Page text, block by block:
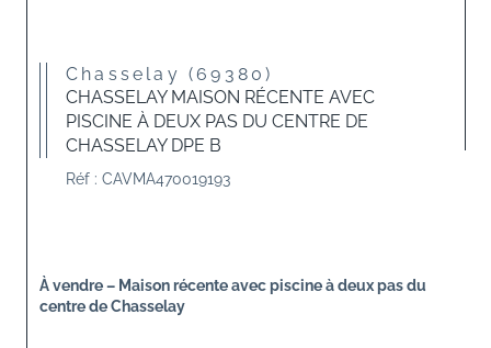
Chasselay (69380)
CHASSELAY MAISON RÉCENTE AVEC
PISCINE À DEUX PAS DU CENTRE DE
CHASSELAY DPE B
Réf : CAVMA470019193
À vendre – Maison récente avec piscine à deux pas du
centre de Chasselay